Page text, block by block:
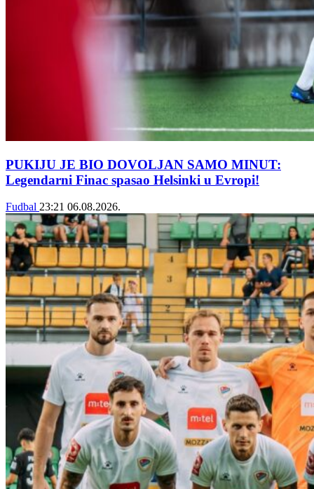
PUKIJU JE BIO DOVOLJAN SAMO MINUT:
Legendarni Finac spasao Helsinki u Evropi!
Fudbal 23:21 06.08.2026.